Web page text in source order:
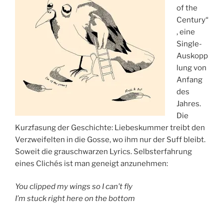
of the
Century“
, eine
Single-
Auskopp
lung von
Anfang
des
Jahres.
Die
Kurzfasung der Geschichte: Liebeskummer treibt den
Verzweifelten in die Gosse, wo ihm nur der Suff bleibt.
Soweit die grauschwarzen Lyrics. Selbsterfahrung
eines Clichés ist man geneigt anzunehmen:
You clipped my wings so I can’t fly
I’m stuck right here on the bottom